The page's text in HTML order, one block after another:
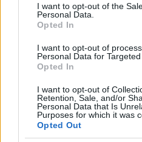
I want to opt-out of the
Personal Data.
Opted In
I want to opt-out of
Personal Data for Targeted
Opted In
I want to opt-out of
Retention, Sale, and/or
Personal Data that Is
Purposes for which it was
Opted Out
Gli europei, incluso il
la propaganda Hamas-
rilanciare l’ennesima
di fame a Gaza per
Questi i temi che
questa sera. Se non vi
blu”, le solite narrazioni